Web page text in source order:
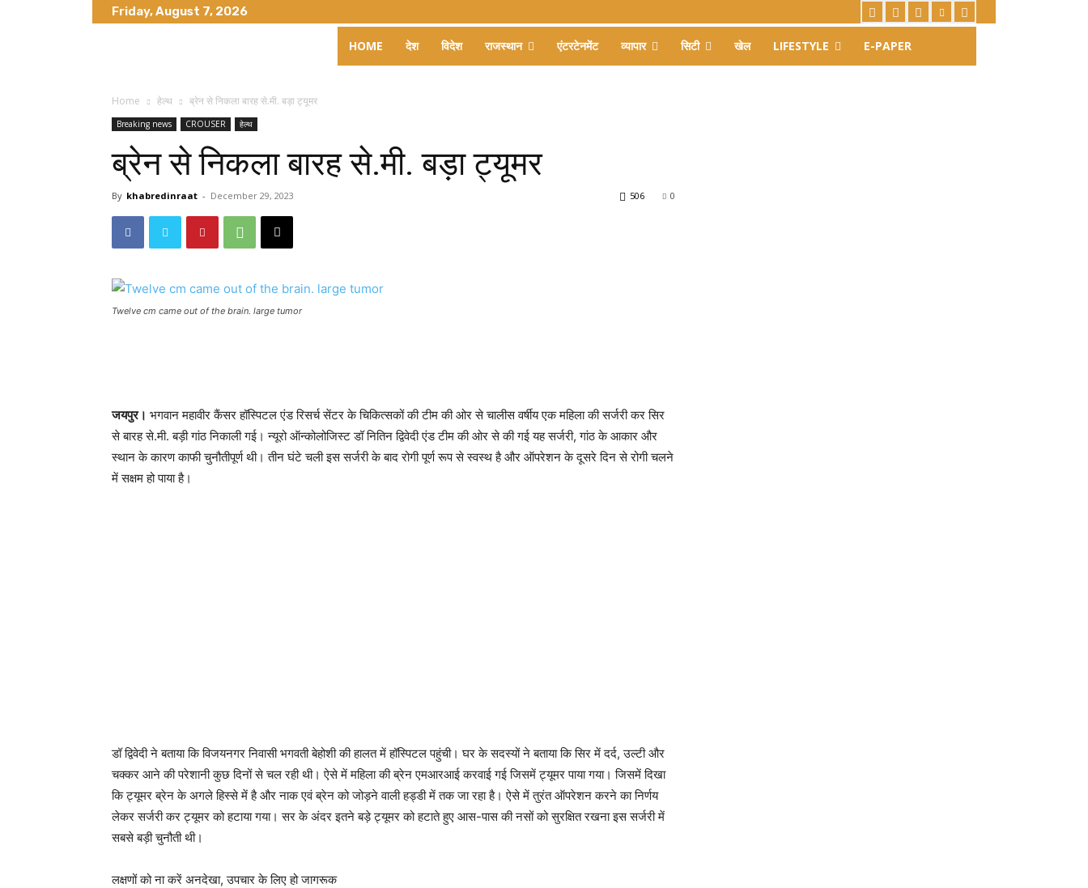
Friday, August 7, 2026
HOME देश विदेश राजस्थान एंटरटेनमेंट व्यापार सिटी खेल LIFESTYLE E-PAPER
Home हेल्थ ब्रेन से निकला बारह से.मी. बड़ा ट्यूमर
Breaking news CROUSER हेल्थ
ब्रेन से निकला बारह से.मी. बड़ा ट्यूमर
By khabredinraat - December 29, 2023 0
506
Twelve cm came out of the brain. large tumor
जयपुर। भगवान महावीर कैंसर हॉस्पिटल एंड रिसर्च सेंटर के चिकित्सकों की टीम की ओर से चालीस वर्षीय एक महिला की सर्जरी कर सिर
से बारह से.मी. बड़ी गांठ निकाली गई। न्यूरो ऑन्कोलोजिस्ट डॉ नितिन द्विवेदी एंड टीम की ओर से की गई यह सर्जरी, गांठ के आकार और
स्थान के कारण काफी चुनौतीपूर्ण थी। तीन घंटे चली इस सर्जरी के बाद रोगी पूर्ण रूप से स्वस्थ है और ऑपरेशन के दूसरे दिन से रोगी चलने
में सक्षम हो पाया है।
डॉ द्विवेदी ने बताया कि विजयनगर निवासी भगवती बेहोशी की हालत में हॉस्पिटल पहुंची। घर के सदस्यों ने बताया कि सिर में दर्द, उल्टी और
चक्कर आने की परेशानी कुछ दिनों से चल रही थी। ऐसे में महिला की ब्रेन एमआरआई करवाई गई जिसमें ट्यूमर पाया गया। जिसमें दिखा
कि ट्यूमर ब्रेन के अगले हिस्से में है और नाक एवं ब्रेन को जोड़ने वाली हड्डी में तक जा रहा है। ऐसे में तुरंत ऑपरेशन करने का निर्णय
लेकर सर्जरी कर ट्यूमर को हटाया गया। सर के अंदर इतने बड़े ट्यूमर को हटाते हुए आस-पास की नसों को सुरक्षित रखना इस सर्जरी में
सबसे बड़ी चुनौती थी।
लक्षणों को ना करें अनदेखा, उपचार के लिए हो जागरूक